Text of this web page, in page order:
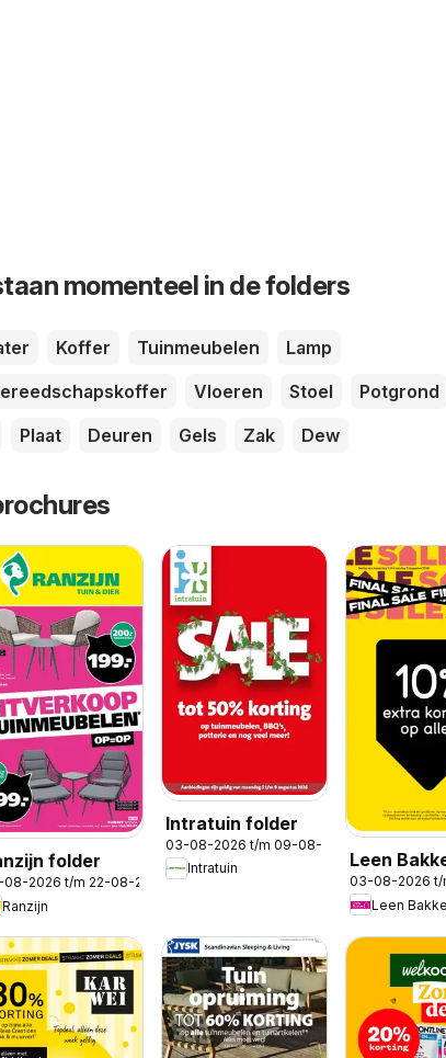
momenteel in de folders
Koffer Tuinmeubelen
Lamp
Vloeren Stoel
Potgrond
Plaat Deuren Gels Zak Dew
folder
2026 t/m 22-08-2026
Ranzijn
Intratuin folder
03-08-2026 t/m 09-08-2026
Intratuin
Leen
folder
03-08-2026 t/
Leen